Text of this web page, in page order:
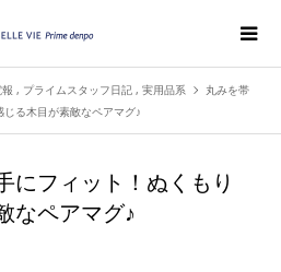
, プライムスタッフ日記 , 実用品系
丸みを帯
る木目が素敵なペアマグ♪
にフィット！ぬくもり
なペアマグ♪